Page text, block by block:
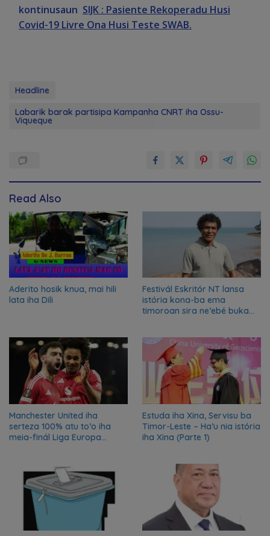
kontinusaun SIJK : Pasiente Rekoperadu Husi
Covid-19 Livre Ona Husi Teste SWAB.
Headline
Labarik barak partisipa Kampanha CNRT iha Ossu-
Viqueque
Read Also
Aderito hosik knua, mai hili
lata iha Dili
Festivál Eskritór NT lansa
istória kona-ba ema
timoroan sira ne’ebé buka
Manchester United iha
serteza 100% atu to’o iha
meia-finál Liga Europa
Estuda iha Xina, Servisu ba
Timor-Leste – Ha’u nia istória
iha Xina (Parte 1)